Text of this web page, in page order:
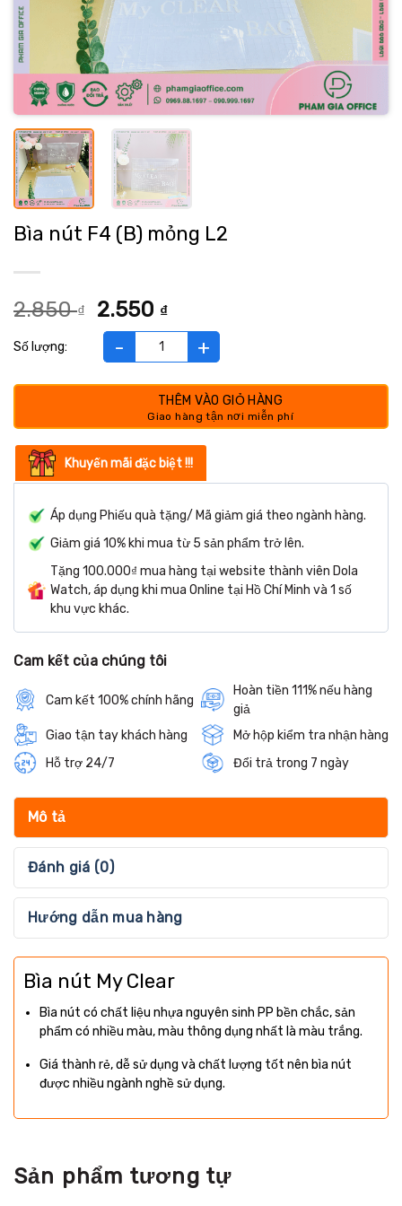
Bìa nút F4 (B) mỏng L2
2.850₫
Giá
gốc
là:
2.550 ₫Giá
hiện
2.550 ₫.
Bìa nút F4 (B) mỏng L2 số lượng
THÊM VÀO GIỎ HÀNG
Khuyến mãi đặc biệt !!!
Áp dụng Phiếu quà tặng/ Mã giảm giá theo ngành hàng.
Giảm giá 10% khi mua từ 5 sản phẩm trở lên.
Tặng 100.000₫ mua hàng tại website thành viên Dola
Watch, áp dụng khi mua Online tại Hồ Chí Minh và 1 số
khu vực khác.
Cam kết của chúng tôi
Cam kết 100% chính hãng
Hoàn tiền 111% nếu hàng
giả
Giao tận tay khách hàng
Mở hộp kiểm tra nhận hàng
Hỗ trợ 24/7
Đổi trả trong 7 ngày
Mô tả
Đánh giá (0)
Hướng dẫn mua hàng
Bìa nút My Clear
Bìa nút có chất liệu nhựa nguyên sinh PP bền chắc, sản
phẩm có nhiều màu, màu thông dụng nhất là màu trắng.
Giá thành rẻ, dễ sử dụng và chất lượng tốt nên bìa nút
được nhiều ngành nghề sử dụng.
Sản phẩm tương tự